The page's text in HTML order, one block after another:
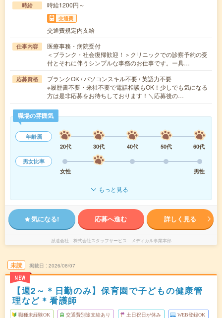
時給 時給1200円～
交通費
交通費規定内支給
仕事内容
医療事務・病院受付
＜ブランク・社会復帰歓迎！＞クリニックでの診察予約の受
付とそれに伴うシンプルな事務のお仕事です。ー具…
応募資格
ブランクOK / パソコンスキル不要 / 英語力不要
※履歴書不要・来社不要で電話相談もOK！少しでも気になる
方は是非応募をお待ちしております！＼応募後の…
職場の雰囲気
年齢層
20代
30代 40代 50代
60代
男女比率
女性
男性
もっと見る
気になる! 応募へ進む 詳しく見る
派遣会社 株式会社スタッフサービス メディカル事業本部
未読
NEW
掲載日 2026/08/07
【週2～＊日勤のみ】保育園で子どもの健康管
理など＊看護師
職種未経験OK 交通費別途支給あり 土日祝日が休み WEB登録OK